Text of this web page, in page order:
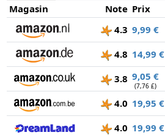
Magasin
Note Prix
4.3 9,99 €
4.8 14,99 €
3.8 9,05 €
(7,76 £)
4.0 19,95 €
4.0 19,99 €